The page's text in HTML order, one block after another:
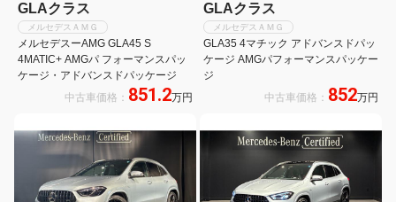
GLAクラス
メルセデスＡＭＧ
メルセデスーAMG GLA45 S
4MATIC+ AMGパ フォーマンスパッ
ケージ・アドバンスドパッケージ
中古車価格： 851.2万円
GLAクラス
メルセデスＡＭＧ
GLA35 4マチック アドバンスドパッ
ケージ AMGパフォーマンスパッケー
ジ
中古車価格： 852万円